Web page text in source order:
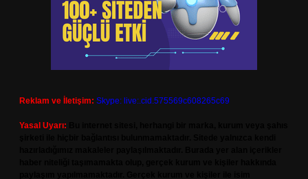
Reklam ve İletişim: Skype: live:.cid.575569c608265c69
Yasal Uyarı: